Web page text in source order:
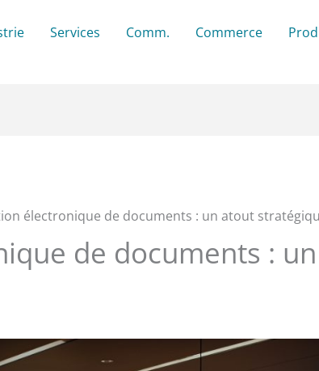
Services Comm. Commerce
électronique de documents : un atout
de documents :